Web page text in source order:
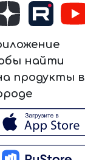
найти
продукты в